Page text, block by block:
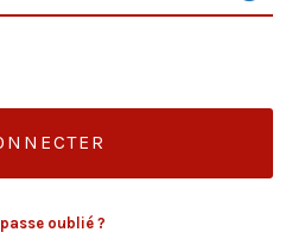
oublié ?